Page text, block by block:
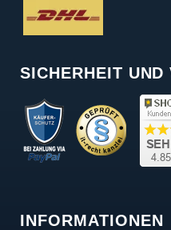
SICHERHEIT UND
INFORMATIONEN